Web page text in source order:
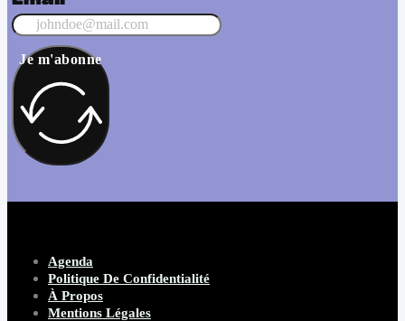
Je m'abonne
Agenda
Politique De Confidentialité
À Propos
Mentions Légales